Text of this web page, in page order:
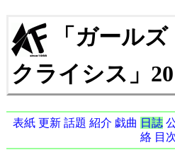
「ガールズ
クライシス」
表紙 更新 話題 紹介 戯曲 日誌
絡 目